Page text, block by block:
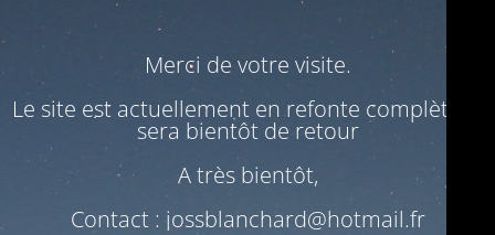
Merci de votre visite.
Le site est actuellement en refonte complète. Il
sera bientôt de retour
A très bientôt,
Contact : jossblanchard@hotmail.fr